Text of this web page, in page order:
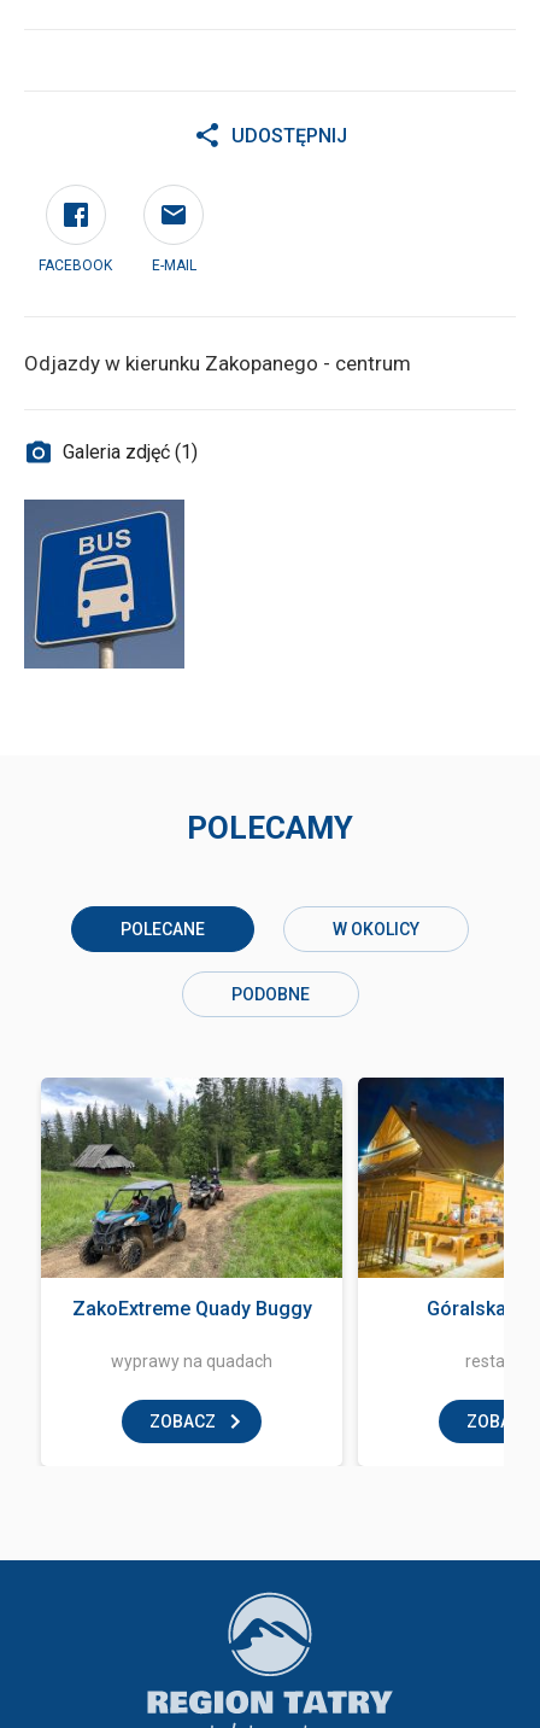
UDOSTĘPNIJ
FACEBOOK E-MAIL
Odjazdy w kierunku Zakopanego - centrum
Galeria zdjęć (1)
POLECAMY
POLECANE W OKOLICY
PODOBNE
ZakoExtreme Quady Buggy
wyprawy na quadach
ZOBACZ
Góralska
ZOBACZ